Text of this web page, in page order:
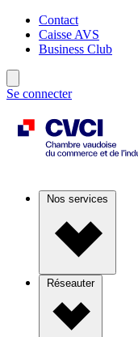
Contact
Caisse AVS
Business Club
Se connecter
Nos services
Réseauter